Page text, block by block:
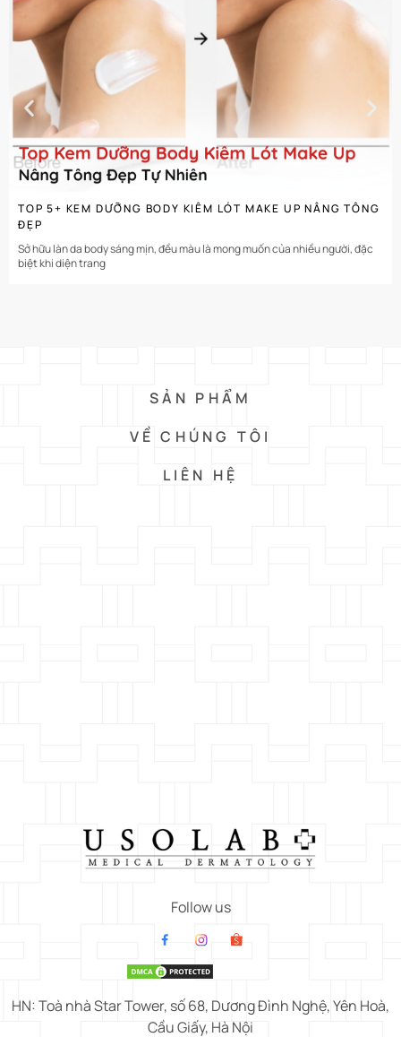
TOP 5+ KEM DƯỠNG BODY KIÊM LÓT MAKE UP NÂNG TÔNG
ĐẸP
Sở hữu làn da body sáng mịn, đều màu là mong muốn của nhiều người, đặc
biệt khi diện trang
SẢN PHẨM
VỀ CHÚNG TÔI
LIÊN HỆ
Follow us
HN: Toà nhà Star Tower, số 68, Dương Đình Nghệ, Yên Hoà,
Cầu Giấy, Hà Nội